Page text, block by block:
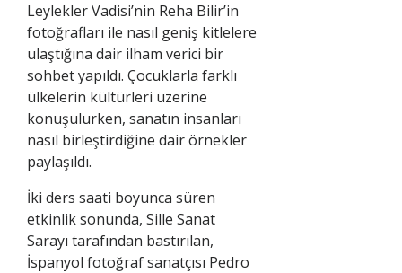
Leylekler Vadisi’nin Reha Bilir’in
fotoğrafları ile nasıl geniş kitlelere
ulaştığına dair ilham verici bir
sohbet yapıldı. Çocuklarla farklı
ülkelerin kültürleri üzerine
konuşulurken, sanatın insanları
nasıl birleştirdiğine dair örnekler
paylaşıldı.
İki ders saati boyunca süren
etkinlik sonunda, Sille Sanat
Sarayı tarafından bastırılan,
İspanyol fotoğraf sanatçısı Pedro